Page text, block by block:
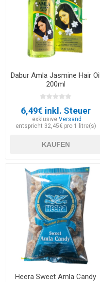
Dabur Amla Jasmine Hair Oil
200ml
6,49€ inkl. Steuer
exklusiveVersand
entspricht 32,45€ pro 1 litre(s)
KAUFEN
Heera Sweet Amla Candy